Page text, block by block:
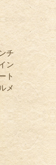
チ
ン
ト
メ